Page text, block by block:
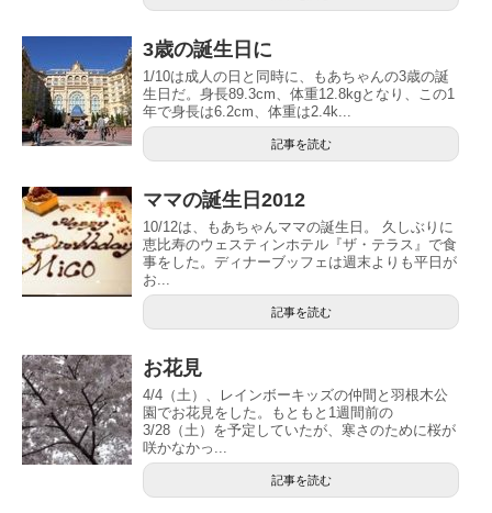
3歳の誕生日に
1/10は成人の日と同時に、もあちゃんの3歳の誕
生日だ。身長89.3cm、体重12.8kgとなり、この1
年で身長は6.2cm、体重は2.4k...
記事を読む
ママの誕生日2012
10/12は、もあちゃんママの誕生日。 久しぶりに
恵比寿のウェスティンホテル『ザ・テラス』で食
事をした。ディナーブッフェは週末よりも平日が
お...
記事を読む
お花見
4/4（土）、レインボーキッズの仲間と羽根木公
園でお花見をした。もともと1週間前の
3/28（土）を予定していたが、寒さのために桜が
咲かなかっ...
記事を読む